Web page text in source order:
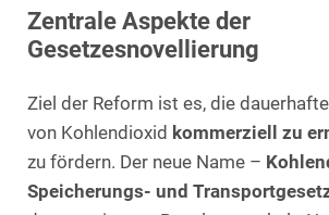
Zentrale Aspekte der
Gesetzesnovellierung
Ziel der Reform ist es, die
von Kohlendioxid kommerziell zu
zu fördern. Der neue Name –
Speicherungs- und